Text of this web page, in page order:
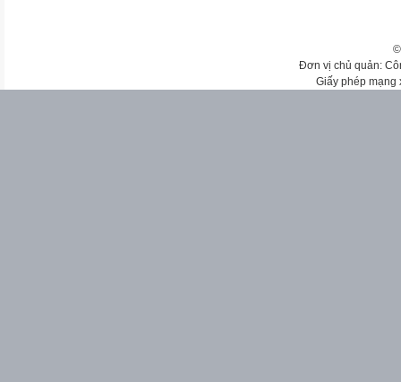
Đơn vị chủ quản:
Giấy phép mạng